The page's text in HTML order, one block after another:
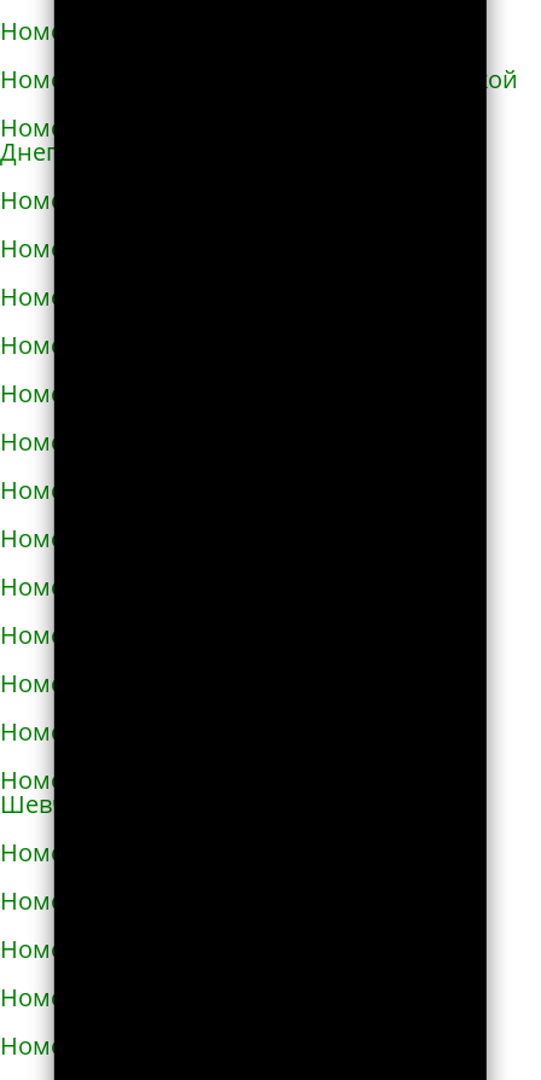
Номера телефонов такси в Каменке
Номера телефонов такси в Каменке-Бугской
Номера телефонов такси в Каменке-
Днепровской
Номера телефонов такси в Каменском
Номера телефонов такси в Каневе
Номера телефонов такси в Карловке
Номера телефонов такси в Каховке
Номера телефонов такси в Киверцах
Номера телефонов такси в Киеве
Номера телефонов такси в Килие
Номера телефонов такси в Ковеле
Номера телефонов такси в Коломые
Номера телефонов такси в Конотопе
Номера телефонов такси в Коростене
Номера телефонов такси в Коростышеве
Номера телефонов такси в Корсунь-
Шевченковском
Номера телефонов такси в Корюковке
Номера телефонов такси в Костополе
Номера телефонов такси в Котельве
Номера телефонов такси в Коцюбинском
Номера телефонов такси в Красилове